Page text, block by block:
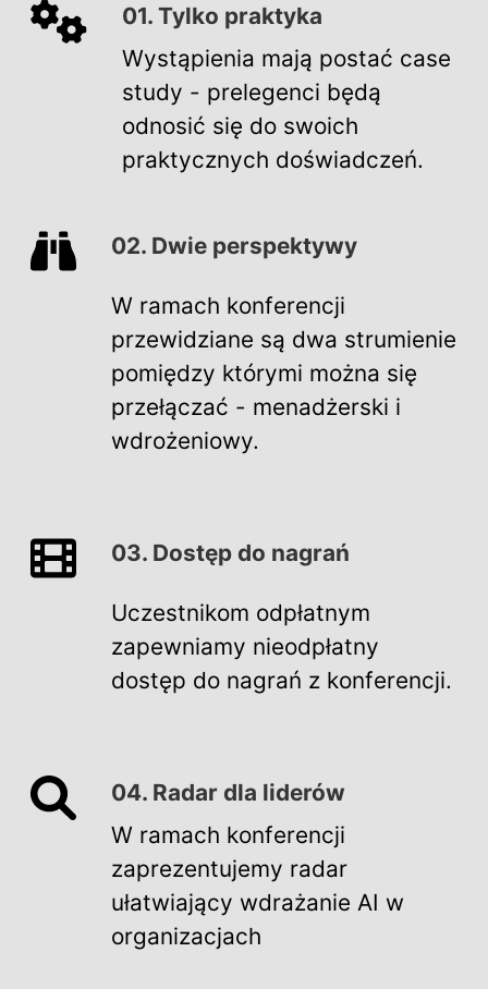
01. Tylko praktyka
Wystąpienia mają postać case
study - prelegenci będą
odnosić się do swoich
praktycznych doświadczeń.
02. Dwie perspektywy
W ramach konferencji
przewidziane są dwa strumienie
pomiędzy którymi można się
przełączać - menadżerski i
wdrożeniowy.
03. Dostęp do nagrań
Uczestnikom odpłatnym
zapewniamy nieodpłatny
dostęp do nagrań z konferencji.
04. Radar dla liderów
W ramach konferencji
zaprezentujemy radar
ułatwiający wdrażanie AI w
organizacjach